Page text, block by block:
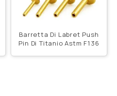
Barretta Di Labret Push
Pin Di Titanio Astm F136